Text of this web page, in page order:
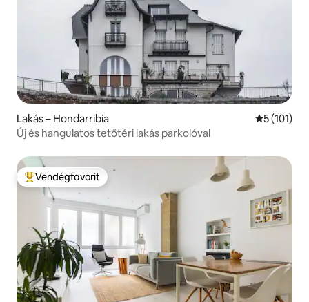
Lakás – Hondarribia Átlagos
5 (101)
Új és hangulatos tetőtéri lakás parkolóval
Kiemelt vendégfavorit
Vendégfavorit